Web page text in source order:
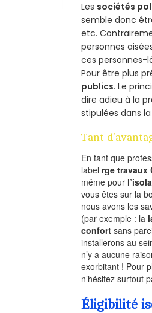
Les sociétés
semble donc
etc.
personnes
ces personnes-
Pour être plus
publics. Le
dire adieu à la
stipulées dans
Tant
En tant que
labelrge travaux
même pour
vous êtes sur la
nous avons les
(par exemple : la
confort sans
installerons au
n’y a aucune
exorbitant ! Pour
n’hésitez surtout
Éligibilité